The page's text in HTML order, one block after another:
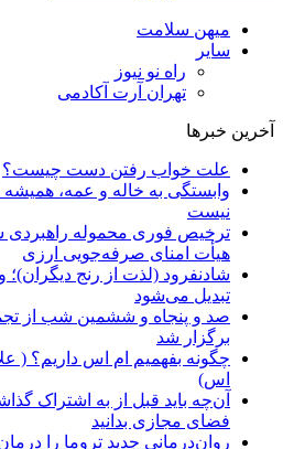
میهن سلامت
سایر
راه نو نیوز
تهران آرت آکادمی
آخرین خبرها
علت خواب رفتن دست چیست؟
وابستگی به خاله و عمه،
نیست
ترخیص فوری محموله راهبردی
هیأت امنای صرفه‌جویی ارزی
شادنفرود (لذت از رنج دیگران)؛
تبدیل می‌شود
صد و پنجاه‌ و ششمین شب از
برگزار شد
چگونه بفهمیم ام اس داریم؟ (
اس)
آن‌چه باید قبل از به اشتراک
فضای مجازی بدانید
روان‌درمانی جدید تروما را